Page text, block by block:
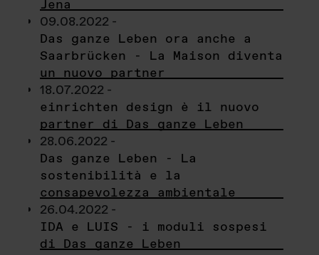
Jena
09.08.2022 -
Das ganze Leben ora anche a
Saarbrücken - La Maison diventa
un nuovo partner
18.07.2022 -
einrichten design è il nuovo
partner di Das ganze Leben
28.06.2022 -
Das ganze Leben - La
sostenibilità e la
consapevolezza ambientale
26.04.2022 -
IDA e LUIS - i moduli sospesi
di Das ganze Leben